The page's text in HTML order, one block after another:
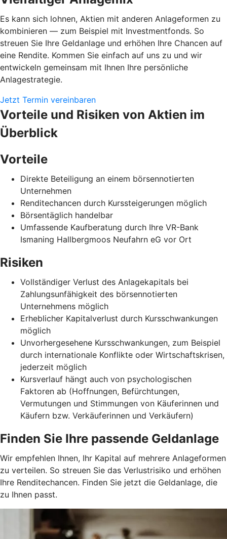
Es kann sich lohnen, Aktien mit anderen Anlageformen zu
kombinieren — zum Beispiel mit Investmentfonds. So
streuen Sie Ihre Geldanlage und erhöhen Ihre Chancen auf
eine Rendite. Kommen Sie einfach auf uns zu und wir
entwickeln gemeinsam mit Ihnen Ihre persönliche
Anlagestrategie.
Jetzt Termin vereinbaren
Vorteile und Risiken von Aktien im
Überblick
Vorteile
Direkte Beteiligung an einem börsennotierten
Unternehmen
Renditechancen durch Kurssteigerungen möglich
Börsentäglich handelbar
Umfassende Kaufberatung durch Ihre VR-Bank
Ismaning Hallbergmoos Neufahrn eG vor Ort
Risiken
Vollständiger Verlust des Anlagekapitals bei
Zahlungsunfähigkeit des börsennotierten
Unternehmens möglich
Erheblicher Kapitalverlust durch Kursschwankungen
möglich
Unvorhergesehene Kursschwankungen, zum Beispiel
durch internationale Konflikte oder Wirtschaftskrisen,
jederzeit möglich
Kursverlauf hängt auch von psychologischen
Faktoren ab (Hoffnungen, Befürchtungen,
Vermutungen und Stimmungen von Käuferinnen und
Käufern bzw. Verkäuferinnen und Verkäufern)
Finden Sie Ihre passende Geldanlage
Wir empfehlen Ihnen, Ihr Kapital auf mehrere Anlageformen
zu verteilen. So streuen Sie das Verlustrisiko und erhöhen
Ihre Renditechancen. Finden Sie jetzt die Geldanlage, die
zu Ihnen passt.